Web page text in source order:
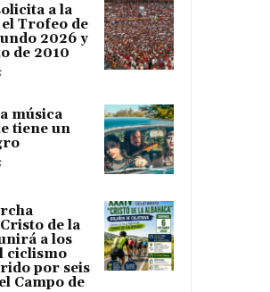
a la
Trofeo de
2026 y
de 2010
música
tiene un
de la
a los
ciclismo
por seis
Campo de